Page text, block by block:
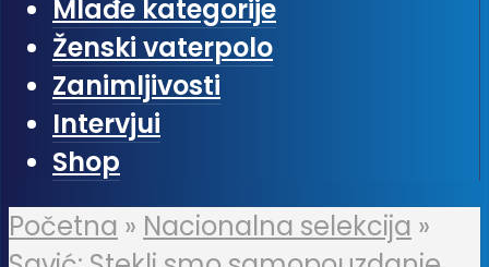
Mlađe kategorije
Ženski vaterpolo
Zanimljivosti
Intervjui
Shop
Početna » Nacionalna selekcija »